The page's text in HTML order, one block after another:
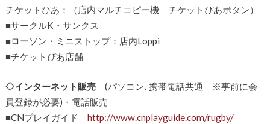
チケットぴあ：（店内マルチコピー機 チケットぴあボタン）
■サークルK・サンクス
■ローソン・ミニストップ：店内Loppi
■チケットぴあ店舗
◇インターネット販売(パソコン､携帯電話共通 ※事前に会
員登録が必要)・電話販売
■CNプレイガイド http://www.cnplayguide.com/rugby/